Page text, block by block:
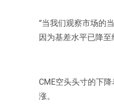
“当我们观察市场的
因为基差水平已降至
CME空头头寸的下
涨。